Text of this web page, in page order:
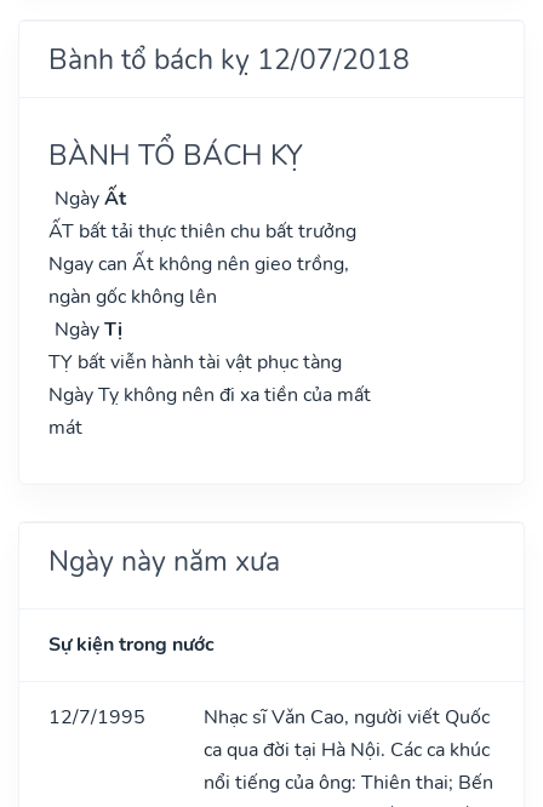
Bành tổ bách kỵ 12/07/2018
BÀNH TỔ BÁCH KỴ
NgàyẤt
ẤT bất tải thực thiên chu bất trưởng
Ngay can Ất không nên gieo trồng,
ngàn gốc không lên
NgàyTị
TỴ bất viễn hành tài vật phục tàng
Ngày Tỵ không nên đi xa tiền của mất
mát
Ngày này năm xưa
Sự kiện trong nước
12/7/1995
Nhạc sĩ Vǎn Cao, người viết Quốc
ca qua đời tại Hà Nội. Các ca khúc
nổi tiếng của ông: Thiên thai; Bến